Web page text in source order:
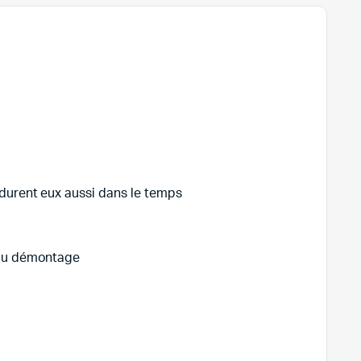
eux aussi dans le temps
démontage